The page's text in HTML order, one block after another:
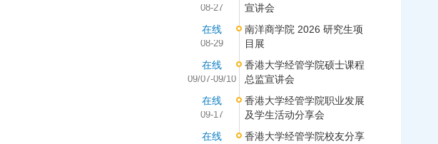
08-27
宣讲会
在线
08-29
南洋商学院 2026 研究生项
目展
在线
09/07-09/10
香港大学经管学院硕士课程
总监宣讲会
在线
09-17
香港大学经管学院职业发展
及学生活动分享会
在线
香港大学经管学院校友分享